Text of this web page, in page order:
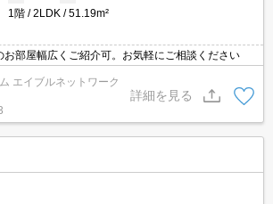
1階
2LDK 51.19m²
お部屋幅広くご紹介可。お気軽にご相談ください
エイブルネットワーク
詳細を見る